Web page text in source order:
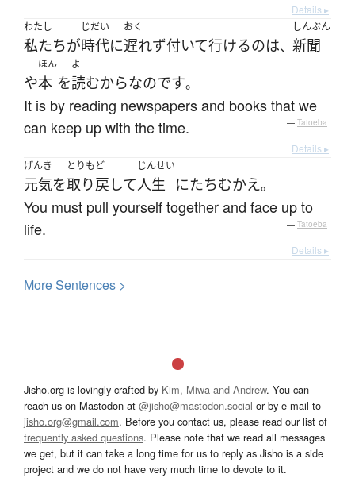
Details ▸
わたし
私たちが
じだい
時代に
おく
遅れず付いて行けるのは、
しんぶん
新聞
や
ほん
本 を
よ
読むからなのです。
It is by reading newspapers and books that we
can keep up with the time.
— Tatoeba
Details ▸
げんき
元気を
とりもど
取り戻して
じんせい
人生 にたちむかえ。
You must pull yourself together and face up to
life.
— Tatoeba
Details ▸
MoreSentences >
Jisho.org is lovingly crafted by Kim, Miwa and Andrew. You can
reach us on Mastodon at @jisho@mastodon.social or by e-mail to
jisho.org@gmail.com. Before you contact us, please read our list of
frequently asked questions. Please note that we read all messages
we get, but it can take a long time for us to reply as Jisho is a side
project and we do not have very much time to devote to it.